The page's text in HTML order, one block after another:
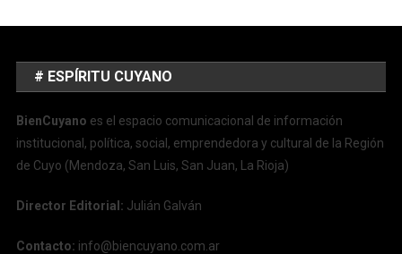
# ESPÍRITU CUYANO
BienCuyano es el espacio comunicacional de información
institucional, política, social, emprendedora y cultural de la Región
de Cuyo (Mendoza, San Luis, San Juan, La Rioja)
Director Editorial: Julián Galván
Contacto: info@biencuyano.com.ar